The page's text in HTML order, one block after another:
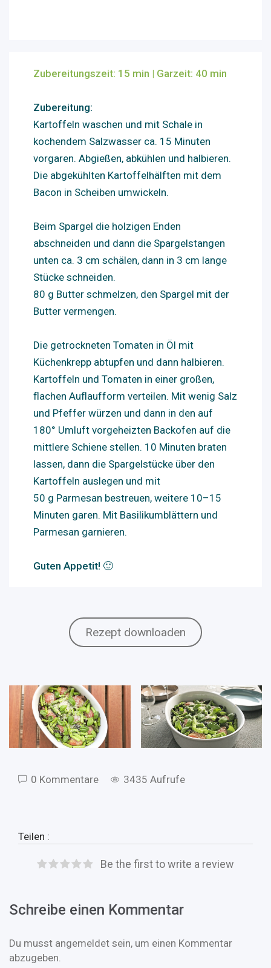
Zubereitungszeit: 15 min | Garzeit: 40 min
Zubereitung:
Kartoffeln waschen und mit Schale in
kochendem Salzwasser ca. 15 Minuten
vorgaren. Abgießen, abkühlen und halbieren.
Die abgekühlten Kartoffelhälften mit dem
Bacon in Scheiben umwickeln.
Beim Spargel die holzigen Enden
abschneiden und dann die Spargelstangen
unten ca. 3 cm schälen, dann in 3 cm lange
Stücke schneiden.
80 g Butter schmelzen, den Spargel mit der
Butter vermengen.
Die getrockneten Tomaten in Öl mit
Küchenkrepp abtupfen und dann halbieren.
Kartoffeln und Tomaten in einer großen,
flachen Auflaufform verteilen. Mit wenig Salz
und Pfeffer würzen und dann in den auf
180° Umluft vorgeheizten Backofen auf die
mittlere Schiene stellen. 10 Minuten braten
lassen, dann die Spargelstücke über den
Kartoffeln auslegen und mit
50 g Parmesan bestreuen, weitere 10–15
Minuten garen. Mit Basilikumblättern und
Parmesan garnieren.
Guten Appetit! 🙂
Rezept downloaden
0 Kommentare 3435 Aufrufe
Teilen :
Be the first to write a review
Schreibe einen Kommentar
Du musst angemeldet sein, um einen Kommentar
abzugeben.